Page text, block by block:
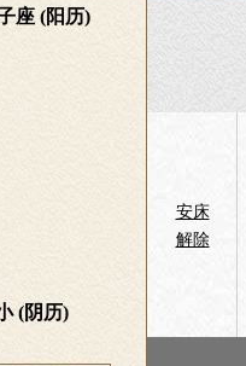
座 (阳历)
(阴历)
安床
解除